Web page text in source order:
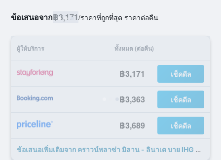
ข้อเสนอจาก฿3,171/ราคาที่ถูกที่สุด ราคาต่อคืน
ผู้ให้บริการ ทั้งหมด (ต่อคืน)
฿3,171 เช็คดีล
฿3,363 เช็คดีล
฿3,689 เช็คดีล
ข้อเสนอเพิ่มเติมจาก คราวน์พลาซ่า มิลาน - ลินาเต บาย IHG 27 รายการ